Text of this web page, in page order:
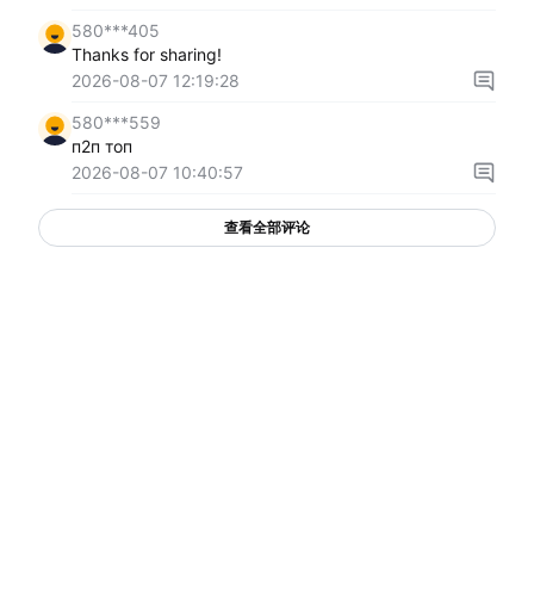
580***405
Thanks for sharing!
2026-08-07 12:19:28
580***559
п2п топ
2026-08-07 10:40:57
查看全部评论